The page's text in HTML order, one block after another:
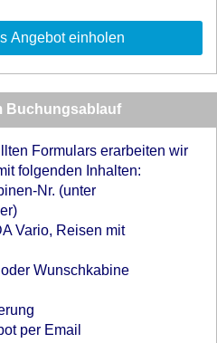
Buchungsablauf
Formulars erarbeiten wir
folgenden Inhalten:
Nr. (unter
Vario, Reisen mit
Wunschkabine
per Email